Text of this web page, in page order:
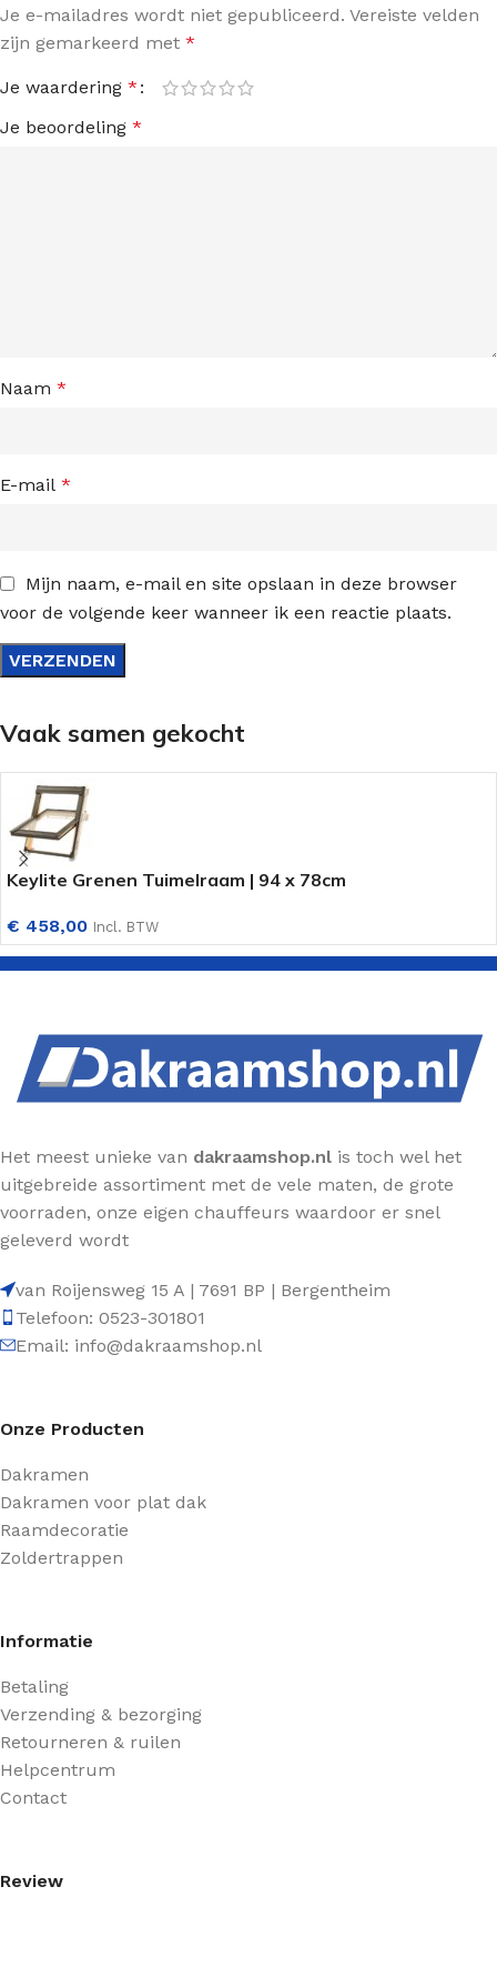
Je e-mailadres wordt niet gepubliceerd. Vereiste velden
zijn gemarkeerd met *
Je waardering *
Je beoordeling *
Naam *
E-mail *
Mijn naam, e-mail en site opslaan in deze browser
voor de volgende keer wanneer ik een reactie plaats.
Vaak samen gekocht
Keylite Grenen Tuimelraam | 94 x 78cm
€ 458,00 Incl. BTW
Het meest unieke van dakraamshop.nl is toch wel het
uitgebreide assortiment met de vele maten, de grote
voorraden, onze eigen chauffeurs waardoor er snel
geleverd wordt
van Roijensweg 15 A | 7691 BP | Bergentheim
Telefoon: 0523-301801
Email: info@dakraamshop.nl
Onze Producten
Dakramen
Dakramen voor plat dak
Raamdecoratie
Zoldertrappen
Informatie
Betaling
Verzending & bezorging
Retourneren & ruilen
Helpcentrum
Contact
Review